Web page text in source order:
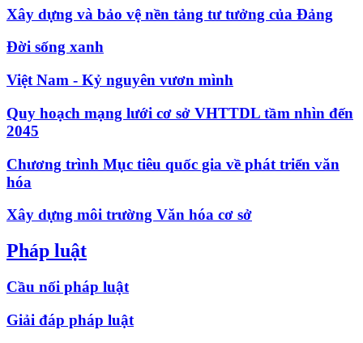
Xây dựng và bảo vệ nền tảng tư tưởng của Đảng
Đời sống xanh
Việt Nam - Kỷ nguyên vươn mình
Quy hoạch mạng lưới cơ sở VHTTDL tầm nhìn đến
2045
Chương trình Mục tiêu quốc gia về phát triển văn
hóa
Xây dựng môi trường Văn hóa cơ sở
Pháp luật
Cầu nối pháp luật
Giải đáp pháp luật